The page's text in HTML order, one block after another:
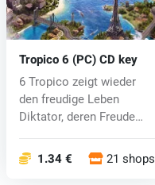
Tropico 6 (PC) CD key
6 Tropico zeigt wieder
den freudige Leben
Diktator, deren Freude
1.34 € 21 shops